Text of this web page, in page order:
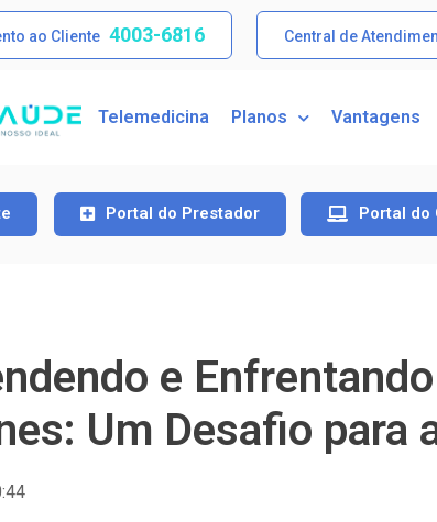
ao Cliente 4003-6816 Central de
Telemedicina Planos Vantagens
Portal do Prestador Portal do
e
Um Desafio para